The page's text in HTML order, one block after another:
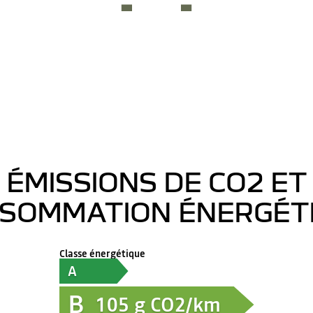
ÉMISSIONS DE CO2 ET
Classe énergétique
A
B 105 g CO2/km